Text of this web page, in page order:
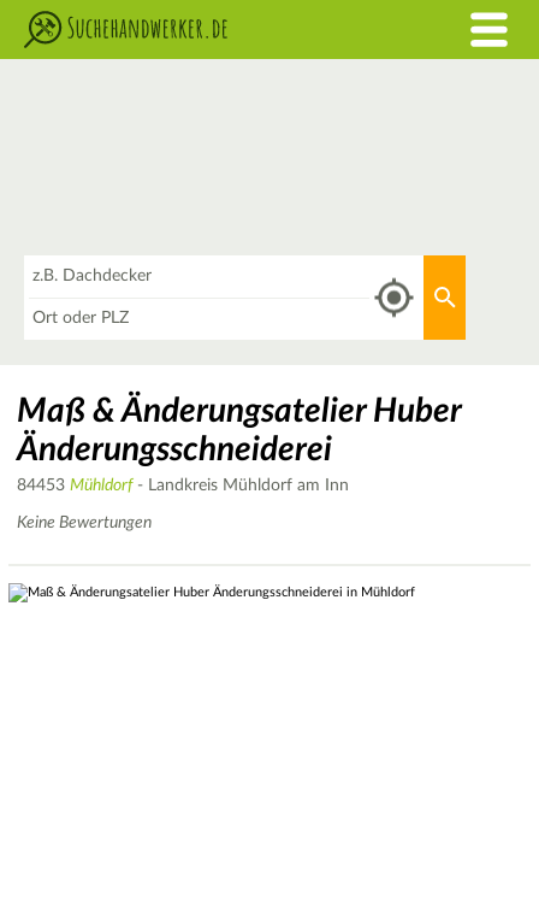
Maß & Änderungsatelier Huber
Änderungsschneiderei
84453 Mühldorf- Landkreis Mühldorf am Inn
Keine Bewertungen